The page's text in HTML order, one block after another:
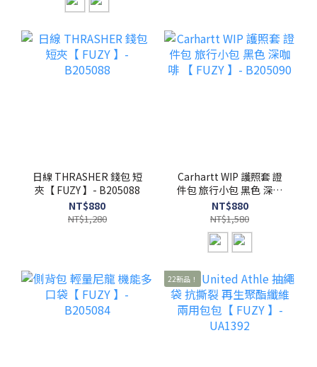
日線 THRASHER 錢包 短
夾【 FUZY 】- B205088
NT$880
NT$1,280
Carhartt WIP 護照套 證
件包 旅行小包 黑色 深咖
啡 【 FUZY 】- B205090
NT$880
NT$1,580
22新品！